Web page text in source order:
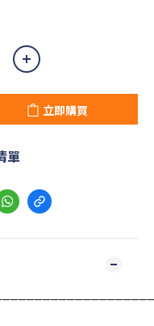
立即購買
單